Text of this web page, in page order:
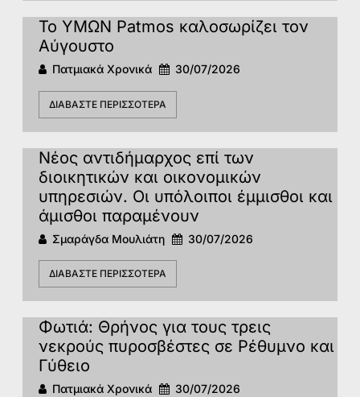
Το ΥΜΩΝ Patmos καλοσωρίζει τον
Αύγουστο
Πατμιακά Χρονικά 30/07/2026
ΔΙΑΒΆΣΤΕ ΠΕΡΙΣΣΌΤΕΡΑ
Νέος αντιδήμαρχος επί των
διοικητικών και οικονομικών
υπηρεσιών. Οι υπόλοιποι έμμισθοι και
άμισθοι παραμένουν
Σμαράγδα Μουλιάτη 30/07/2026
ΔΙΑΒΆΣΤΕ ΠΕΡΙΣΣΌΤΕΡΑ
Φωτιά: Θρήνος για τους τρεις
νεκρούς πυροσβέστες σε Ρέθυμνο και
Γύθειο
Πατμιακά Χρονικά 30/07/2026